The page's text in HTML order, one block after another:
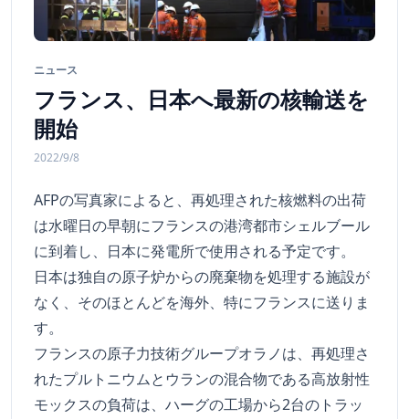
ニュース
フランス、日本へ最新の核輸送を
開始
2022/9/8
AFPの写真家によると、再処理された核燃料の出荷
は水曜日の早朝にフランスの港湾都市シェルブール
に到着し、日本に発電所で使用される予定です。
日本は独自の原子炉からの廃棄物を処理する施設が
なく、そのほとんどを海外、特にフランスに送りま
す。
フランスの原子力技術グループオラノは、再処理さ
れたプルトニウムとウランの混合物である高放射性
モックスの負荷は、ハーグの工場から2台のトラッ